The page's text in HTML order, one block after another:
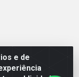
e de
Paulo/SP - CEP